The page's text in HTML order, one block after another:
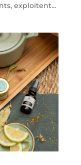
exploitent...